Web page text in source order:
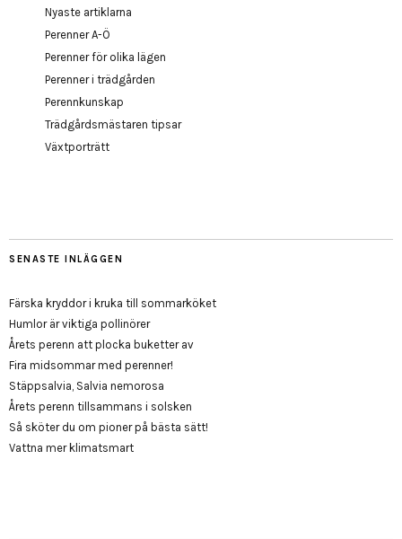
Nyaste artiklarna
Perenner A-Ö
Perenner för olika lägen
Perenner i trädgården
Perennkunskap
Trädgårdsmästaren tipsar
Växtporträtt
SENASTE INLÄGGEN
Färska kryddor i kruka till sommarköket
Humlor är viktiga pollinörer
Årets perenn att plocka buketter av
Fira midsommar med perenner!
Stäppsalvia, Salvia nemorosa
Årets perenn tillsammans i solsken
Så sköter du om pioner på bästa sätt!
Vattna mer klimatsmart